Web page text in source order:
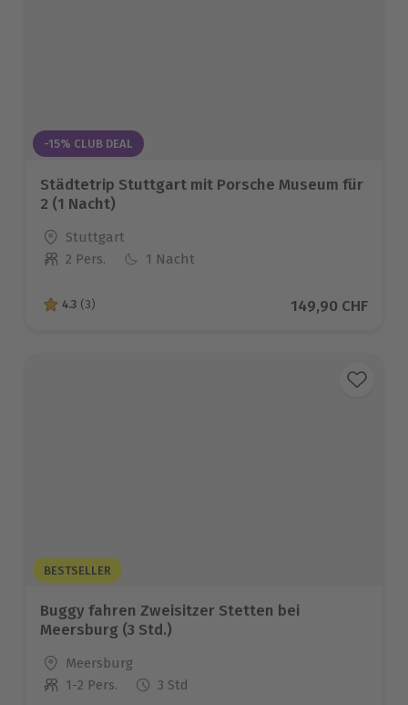
-15% CLUB DEAL
Städtetrip Stuttgart mit Porsche Museum für
2 (1 Nacht)
Standort
Stuttgart
Anzahl der Teilnehmer
2 Pers. 1 Nacht
4.3 von 5 Sternen basierend auf 3 Bewertungen
4.3 (3) Aktueller Preis
149,90 CHF
BESTSELLER
Buggy fahren Zweisitzer Stetten bei
Meersburg (3 Std.)
Standort
Meersburg
Anzahl der Teilnehmer
1-2 Pers. 3 Std